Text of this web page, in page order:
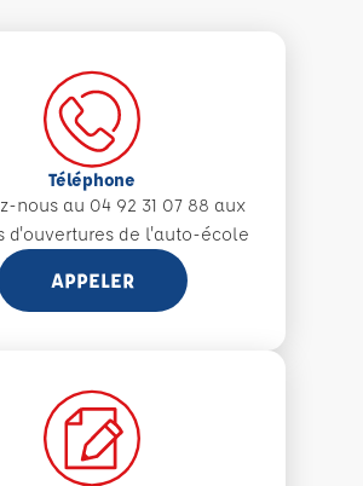
Téléphone
nous au 04 92 31 07 88 aux
d'ouvertures de l'auto-école
APPELER